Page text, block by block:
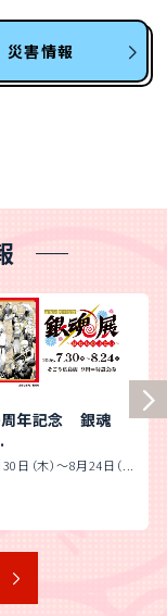
災害情報
周年記念 銀魂
日（木）～8月24日（...